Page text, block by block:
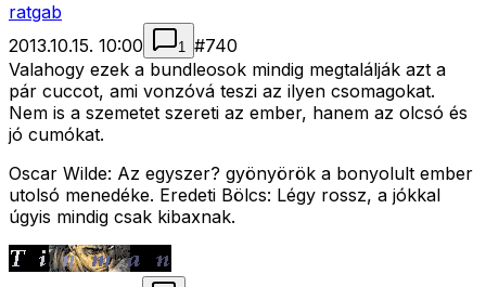
ratgab
2013.10.15. 10:00
1 #740
Valahogy ezek a bundleosok mindig megtalálják azt a
pár cuccot, ami vonzóvá teszi az ilyen csomagokat.
Nem is a szemetet szereti az ember, hanem az olcsó és
jó cumókat.
Oscar Wilde: Az egyszer? gyönyörök a bonyolult ember
utolsó menedéke. Eredeti Bölcs: Légy rossz, a jókkal
úgyis mindig csak kibaxnak.